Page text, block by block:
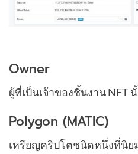
Owner
ผู้ที่เป็นเจ้าของชิ้นงาน NFT
Polygon (MATIC)
เหรียญคริปโตชนิดหนึ่งที่นิย